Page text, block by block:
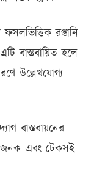
রপ্তানি
বাস্তবায়িত হলে
উল্লেখযোগ্য
বাস্তবায়নের
এবং টেকসই